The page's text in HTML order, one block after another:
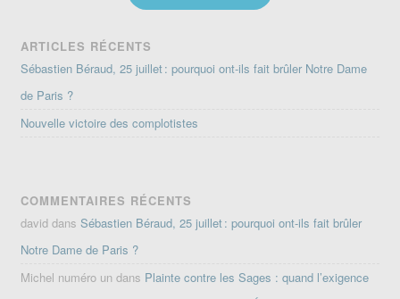
ARTICLES RÉCENTS
Sébastien Béraud, 25 juillet : pourquoi ont-ils fait brûler Notre Dame
de Paris ?
Nouvelle victoire des complotistes
COMMENTAIRES RÉCENTS
david dansSébastien Béraud, 25 juillet : pourquoi ont-ils fait brûler
Notre Dame de Paris ?
Michel numéro un dans Plainte contre les Sages : quand l’exigence